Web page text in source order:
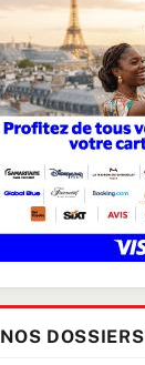
NOS DOSSIERS